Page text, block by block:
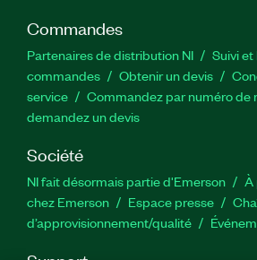
Commandes
Partenaires de distribution NI
Suivi
commandes
Obtenir un devis
service
Commandez par numéro de
demandez un devis
Société
NI fait désormais partie d'Emerson À
chez Emerson
Espace presse
d’approvisionnement/qualité